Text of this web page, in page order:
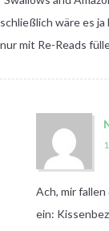
schließlich wäre es
nur mit Re-Reads
Ach, mir
ein: